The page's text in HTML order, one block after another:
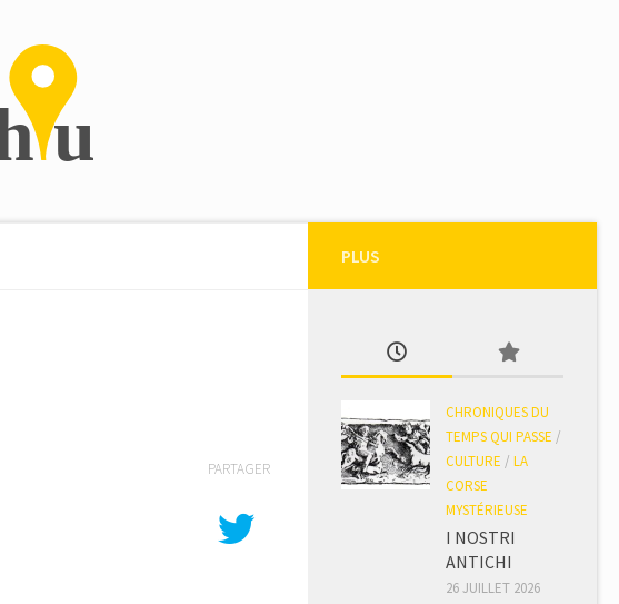
PARTAGER
PLUS
CHRONIQUES DU
TEMPS QUI PASSE /
CULTURE / LA
CORSE
MYSTÉRIEUSE
I NOSTRI
ANTICHI
26 JUILLET 2026